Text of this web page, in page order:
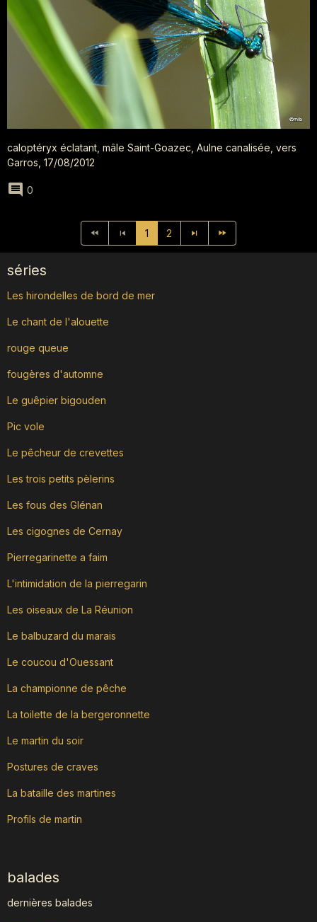
caloptéryx éclatant, mâle Saint-Goazec, Aulne canalisée, vers
Garros, 17/08/2012
0
1 2
séries
Les hirondelles de bord de mer
Le chant de l'alouette
rouge queue
fougères d'automne
Le guêpier bigouden
Pic vole
Le pêcheur de crevettes
Les trois petits pèlerins
Les fous des Glénan
Les cigognes de Cernay
Pierregarinette a faim
L'intimidation de la pierregarin
Les oiseaux de La Réunion
Le balbuzard du marais
Le coucou d'Ouessant
La championne de pêche
La toilette de la bergeronnette
Le martin du soir
Postures de craves
La bataille des martines
Profils de martin
balades
dernières balades